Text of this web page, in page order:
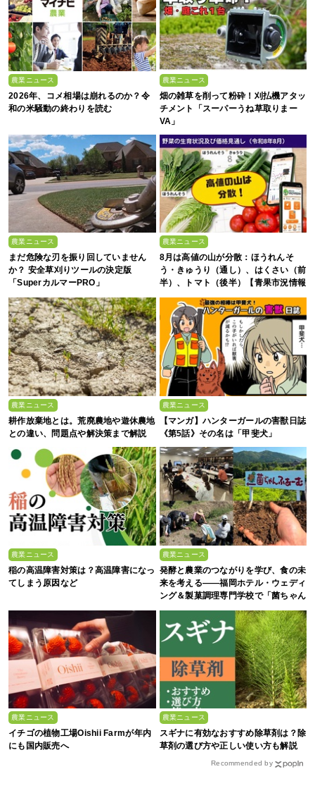
農業ニュース
2026年、コメ相場は崩れるのか？令
和の米騒動の終わりを読む
農業ニュース
畑の雑草を削って粉砕！刈払機アタッ
チメント「スーパーうね草取りまー
VA」
農業ニュース
まだ危険な刃を振り回していません
か？ 安全草刈りツールの決定版
「SuperカルマーPRO」
農業ニュース
8月は高値の山が分散：ほうれんそ
う・きゅうり（通し）、はくさい（前
半）、トマト（後半）【青果市況情報
アプリ「YAOYASAN」】
農業ニュース
耕作放棄地とは。荒廃農地や遊休農地
との違い、問題点や解決策まで解説
農業ニュース
【マンガ】ハンターガールの害獣日誌
《第5話》その名は「甲斐犬」
農業ニュース
稲の高温障害対策は？高温障害になっ
てしまう原因など
農業ニュース
発酵と農業のつながりを学び、食の未
来を考える――福岡ホテル・ウェディ
ング＆製菓調理専門学校で「菌ちゃん
ト】
農業ニュース
イチゴの植物工場Oishii Farmが年内
にも国内販売へ
農業ニュース
スギナに有効なおすすめ除草剤は？除
草剤の選び方や正しい使い方も解説
Recommended by